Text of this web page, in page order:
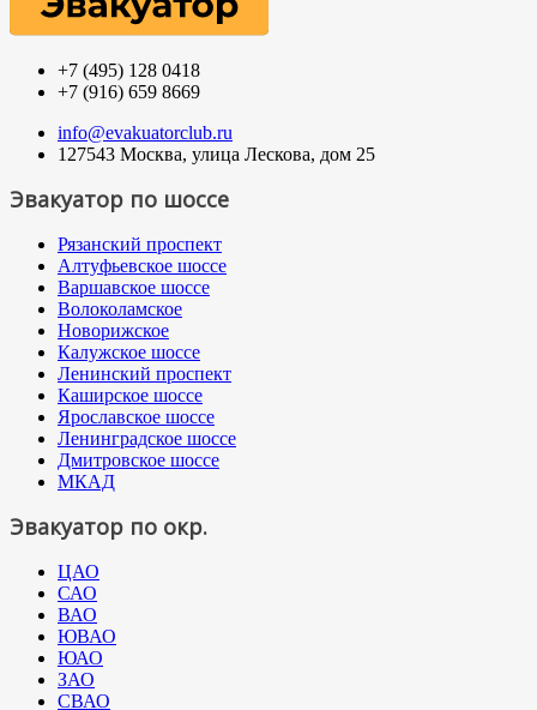
+7 (495) 128 0418
+7 (916) 659 8669
info@evakuatorclub.ru
127543 Москва, улица Лескова, дом 25
Эвакуатор по шоссе
Рязанский проспект
Алтуфьевское шоссе
Варшавское шоссе
Волоколамское
Новорижское
Калужское шоссе
Ленинский проспект
Каширское шоссе
Ярославское шоссе
Ленинградское шоссе
Дмитровское шоссе
МКАД
Эвакуатор по окр.
ЦАО
САО
ВАО
ЮВАО
ЮАО
ЗАО
СВАО